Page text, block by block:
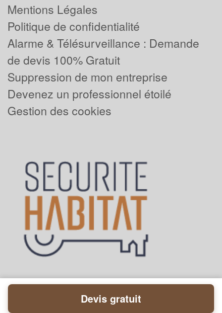
Mentions Légales
Politique de confidentialité
Alarme & Télésurveillance : Demande
de devis 100% Gratuit
Suppression de mon entreprise
Devenez un professionnel étoilé
Gestion des cookies
Powered byPlus que pro
Devis gratuit